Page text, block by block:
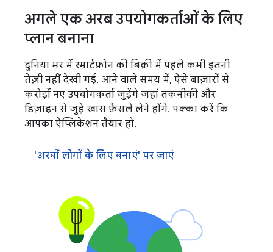
अगले एक अरब उपयोगकर्ताओं के लिए
प्लान बनाना
दुनिया भर में स्मार्टफ़ोन की बिक्री में पहले कभी इतनी
तेज़ी नहीं देखी गई. आने वाले समय में, ऐसे बाज़ारों से
करोड़ों नए उपयोगकर्ता जुड़ेंगे जहां तकनीकी और
डिज़ाइन से जुड़े खास फ़ैसले लेने होंगे. पक्का करें कि
आपका ऐप्लिकेशन तैयार हो.
'अरबों लोगों के लिए बनाएं' पर जाएं